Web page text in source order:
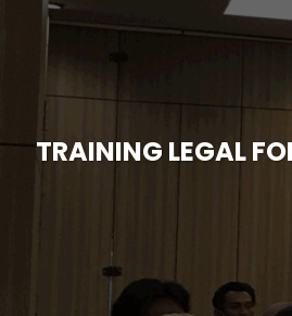
TRAINING LEGAL